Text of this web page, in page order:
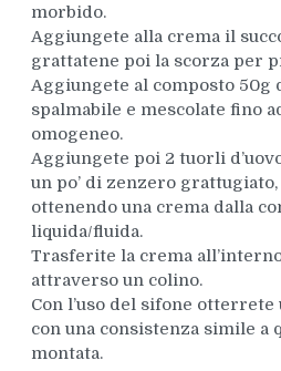
morbido.
Aggiungete alla crema il
grattatene poi la scorza per
Aggiungete al composto 50g
spalmabile e mescolate fino
omogeneo.
Aggiungete poi 2 tuorli
un po’ di zenzero
ottenendo una crema dalla
liquida/fluida.
Trasferite la crema
attraverso un colino.
Con l’uso del sifone
con una consistenza simile a
montata.